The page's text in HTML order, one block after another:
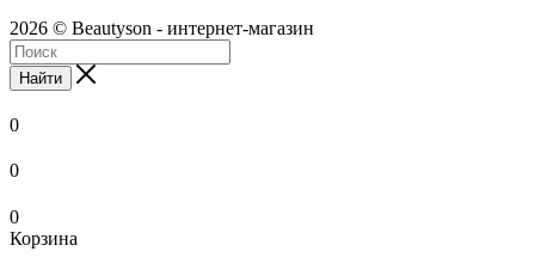
2026 © Beautyson - интернет-магазин
Найти
0
0
0
Корзина